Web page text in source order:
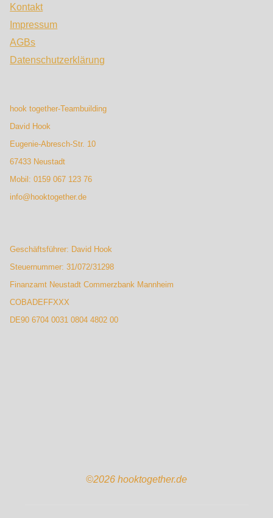
Kontakt
Impressum
AGBs
Datenschutzerklärung
hook together-Teambuilding
David Hook
Eugenie-Abresch-Str. 10
67433 Neustadt
Mobil: 0159 067 123 76
info@hooktogether.de
Geschäftsführer: David Hook
Steuernummer: 31/072/31298
Finanzamt Neustadt Commerzbank Mannheim
COBADEFFXXX
DE90 6704 0031 0804 4802 00
©2026 hooktogether.de